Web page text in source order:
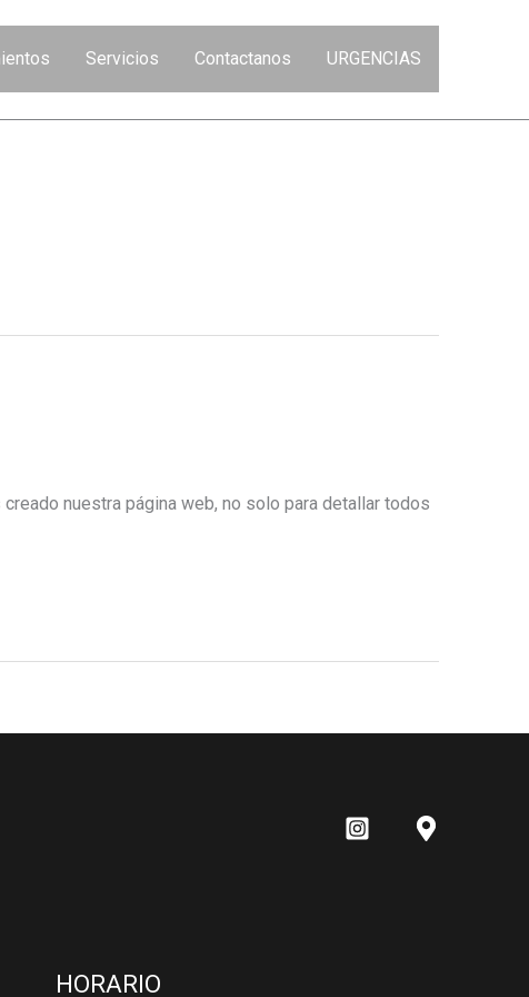
Servicios Contactanos URGENCIAS
nuestra página web, no solo para detallar todos
HORARIO